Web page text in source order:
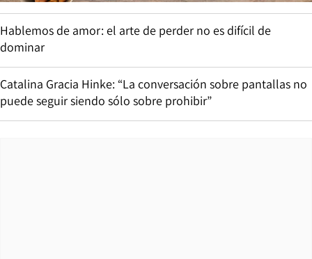
Hablemos de amor: el arte de perder no es difícil de
dominar
Catalina Gracia Hinke: “La conversación sobre pantallas no
puede seguir siendo sólo sobre prohibir”